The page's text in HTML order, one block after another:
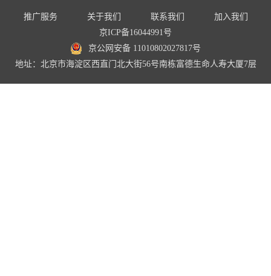
推广服务 关于我们 联系我们
加入我们
京ICP备16044991号
京公网安备 11010802027817号
地址：北京市海淀区西直门北大街56号南栋富德生命人寿大厦7层